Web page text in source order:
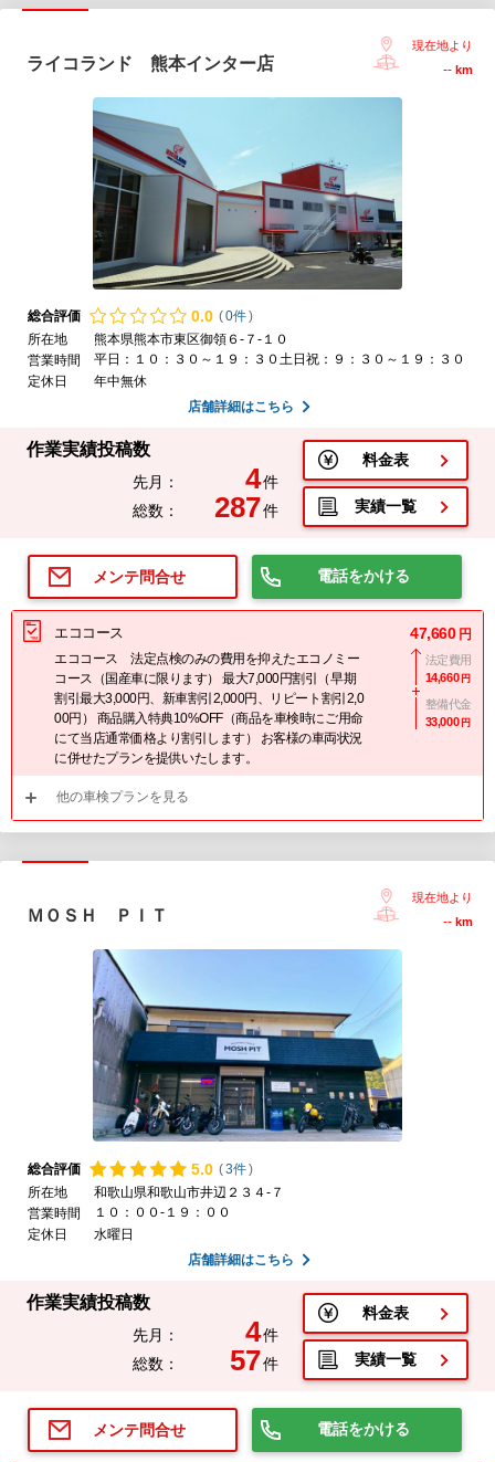
ライコランド 熊本インター店
現在地より
-- km
総合評価 0.0 (0件)
所在地
熊本県熊本市東区御領６-７-１０
営業時間
平日：１０：３０～１９：３０土日祝：９：３０～１９：３０
定休日
年中無休
店舗詳細はこちら
作業実績投稿数
先月： 4件
総数：
287件
料金表
実績一覧
メンテ問合せ 電話をかける
エココース
エココース 法定点検のみの費用を抑えたエコノミー
コース（国産車に限ります） 最大7,000円割引（早期
割引最大3,000円、新車割引2,000円、リピート割引2,0
00円） 商品購入特典10%OFF（商品を車検時にご用命
にて当店通常価格より割引します） お客様の車両状況
に併せたプランを提供いたします。
47,660 円
法定費用
14,660 円
整備代金
33,000 円
他の車検プランを見る
ＭＯＳＨ ＰＩＴ
現在地より
-- km
総合評価 5.0 (3件)
所在地
和歌山県和歌山市井辺２３４-７
営業時間
１０：００-１９：００
定休日
水曜日
店舗詳細はこちら
作業実績投稿数
先月： 4件
総数：
57件
料金表
実績一覧
メンテ問合せ 電話をかける